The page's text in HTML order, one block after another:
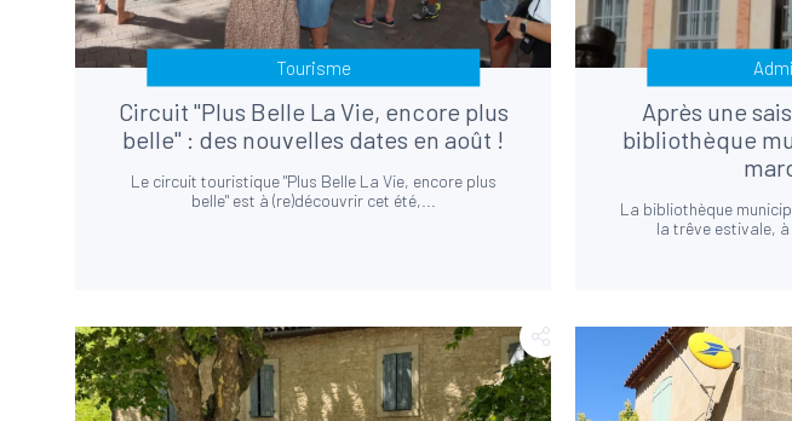
Tourisme
Circuit "Plus Belle La Vie, encore plus
belle" : des nouvelles dates en août !
Le circuit touristique "Plus Belle La Vie, encore plus
belle" est à (re)découvrir cet été,...
Après une
bibliothèque
La bibliothèque
la trêve estivale, à